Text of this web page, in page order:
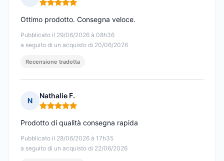
Nota: 5 su 5
Pubblicato il 29/06/2026 à 08h36
a seguito di un acquisto di 20/06/2026
Ottimo prodotto. Consegna veloce.
Recensione tradotta
N
Nathalie F.
Nota: 5 su 5
Pubblicato il 28/06/2026 à 17h35
a seguito di un acquisto di 22/06/2026
Prodotto di qualità consegna rapida